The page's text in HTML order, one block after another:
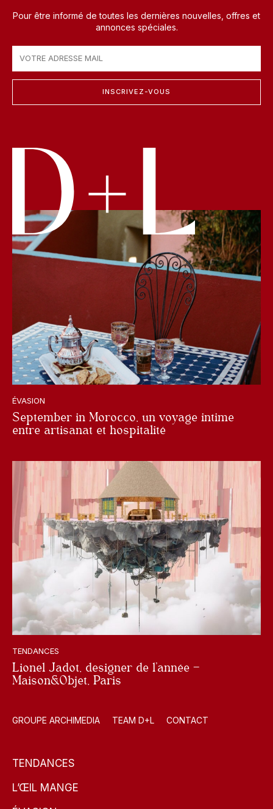
Pour être informé de toutes les dernières nouvelles, offres et
annonces spéciales.
INSCRIVEZ-VOUS
ÉVASION
September in Morocco, un voyage intime
entre artisanat et hospitalité
TENDANCES
Lionel Jadot, designer de l’année –
Maison&Objet, Paris
GROUPE ARCHIMEDIA TEAM D+L CONTACT
TENDANCES
L’ŒIL MANGE